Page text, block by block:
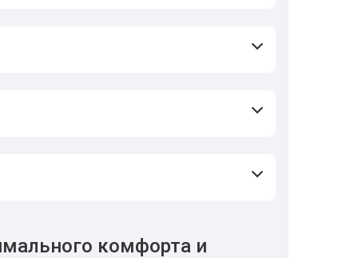
комфорта и